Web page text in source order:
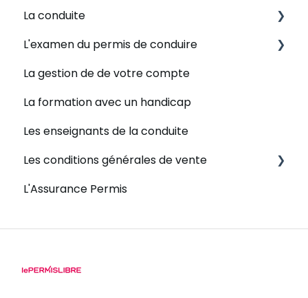
Autre modes de financement acceptés
Le NEPH
L'ANTS
Mon dossier de formation
Plateforme de révision
Examen théorique - inscription
Examen théorique - déroulement
Examen théorique - résultat
La conduite
L'apprentissage de la conduite
Les leçons de conduites
Les points de rendez-vous
Les enseignants
L'examen du permis de conduire
Examen du permis de conduire - Inscription
Examen du permis de conduire -
La gestion de de votre compte
La formation avec un handicap
Les enseignants de la conduite
Les conditions générales de vente
Remboursement
L'Assurance Permis